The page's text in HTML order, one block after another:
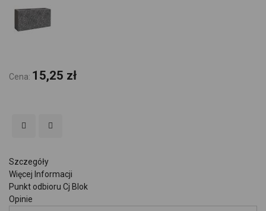
Cena: 15,25 zł
Szczegóły
Więcej Informacji
Punkt odbioru Cj Blok
Opinie